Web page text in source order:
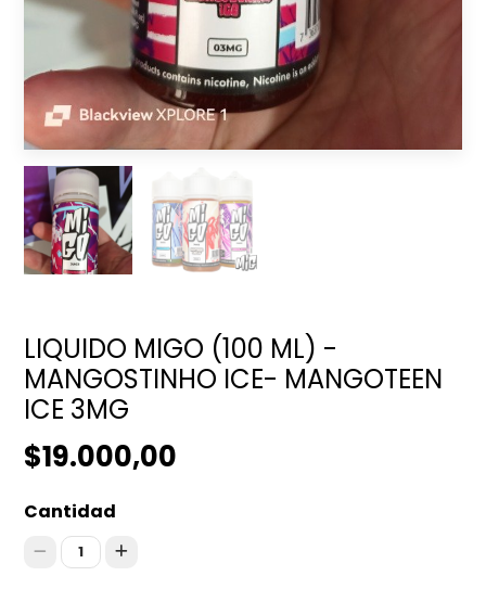
LIQUIDO MIGO (100 ML) -
MANGOSTINHO ICE- MANGOTEEN
ICE 3MG
$19.000,00
Cantidad
1